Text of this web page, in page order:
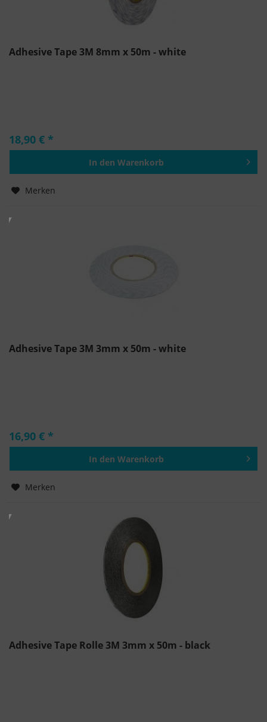
Adhesive Tape 3M 8mm x 50m - white
18,90 € *
In den Warenkorb
Merken
Adhesive Tape 3M 3mm x 50m - white
16,90 € *
In den Warenkorb
Merken
Adhesive Tape Rolle 3M 3mm x 50m - black